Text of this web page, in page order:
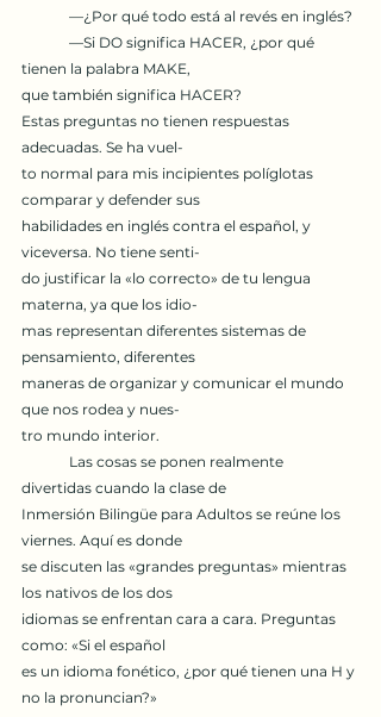
	—¿Por qué todo está al revés en inglés?
tienen la palabra MAKE,
que también significa HACER?
Estas preguntas no tienen respuestas
adecuadas. Se ha vuel-
to normal para mis incipientes políglotas
comparar y defender sus
habilidades en inglés contra el español, y
viceversa. No tiene senti-
do justificar la «lo correcto» de tu lengua
materna, ya que los idio-
mas representan diferentes sistemas de
pensamiento, diferentes
maneras de organizar y comunicar el mundo
que nos rodea y nues-
tro mundo interior.
divertidas cuando la clase de
Inmersión Bilingüe para Adultos se reúne los
viernes. Aquí es donde
se discuten las «grandes preguntas» mientras
los nativos de los dos
idiomas se enfrentan cara a cara. Preguntas
como: «Si el español
es un idioma fonético, ¿por qué tienen una H y
no la pronuncian?»